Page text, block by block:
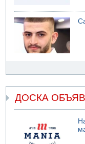
ДОСКА